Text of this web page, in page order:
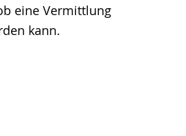
eine Vermittlung
kann.